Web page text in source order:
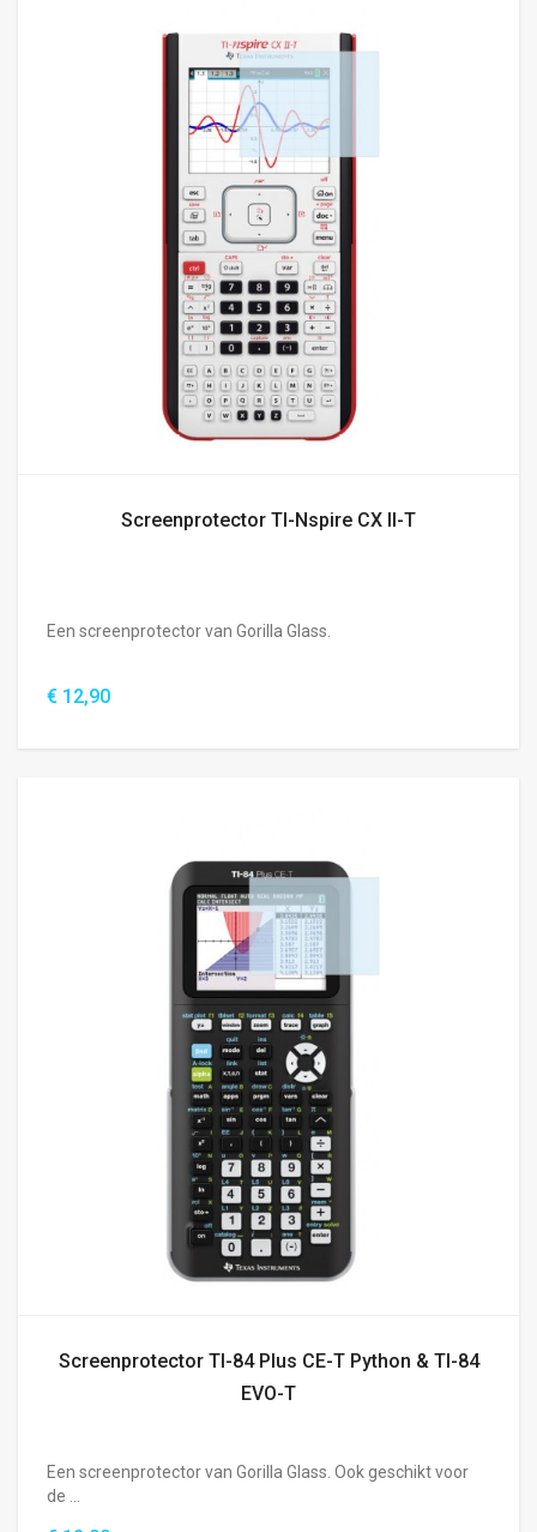
Screenprotector TI-Nspire CX II-T
Een screenprotector van Gorilla Glass.
€ 12,90
Screenprotector TI-84 Plus CE-T Python & TI-84
EVO-T
Een screenprotector van Gorilla Glass. Ook geschikt voor
de ...